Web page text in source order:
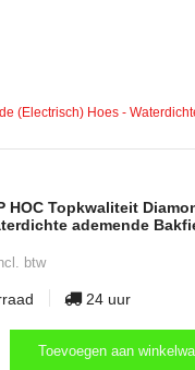
(Electrisch) Hoes -
HOC Topkwaliteit
ademende
btw
24 uur
Toevoegen aan